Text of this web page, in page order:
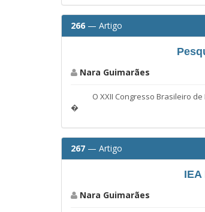
266 — Artigo
Nara Guimarães
O XXII Congresso Brasileiro de
�
267 — Artigo
IEA
Nara Guimarães